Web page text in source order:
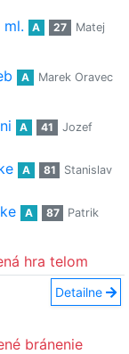
ml. A 27
Matej
A
Marek Oravec
A 41
Jozef
A 81
Stanislav
A 87
Patrik
hra telom
Detailne
bránenie